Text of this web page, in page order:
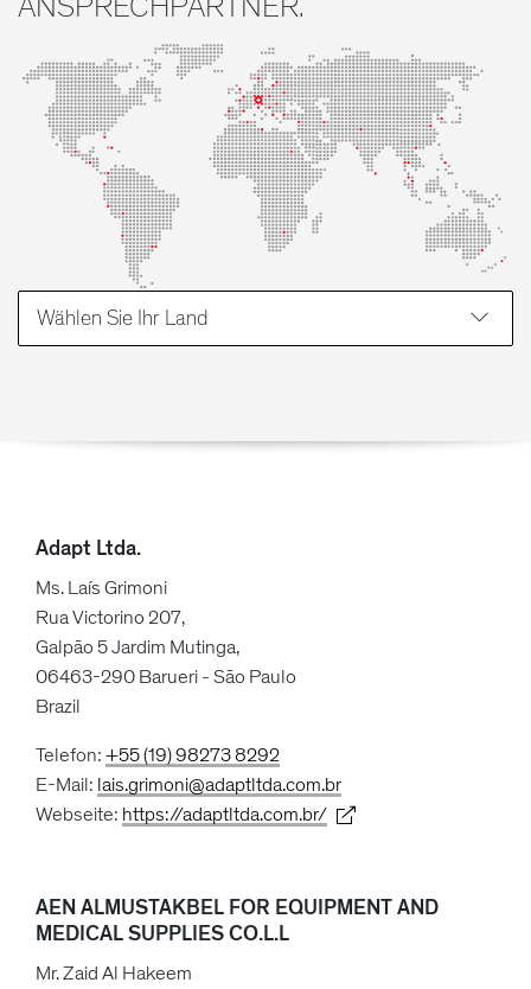
Wählen Sie Ihr Land
Adapt Ltda.
Ms. Laís Grimoni
Rua Victorino 207,
Galpão 5 Jardim Mutinga,
06463-290 Barueri - São Paulo
Brazil
Telefon:+55 (19) 98273 8292
E-Mail: lais.grimoni@adaptltda.com.br
Webseite: https://adaptltda.com.br/
AEN ALMUSTAKBEL FOR EQUIPMENT AND
MEDICAL SUPPLIES CO.L.L
Mr. Zaid Al Hakeem